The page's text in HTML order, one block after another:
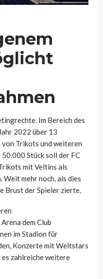
Im Bereich des
2022 über 13
Trikots und weiteren
Stück soll der FC
mit Veltins als
mehr noch, als dies
Brust der Spieler zierte.
dem Club
im Stadion für
Konzerte mit Weltstars
zahlreiche weitere